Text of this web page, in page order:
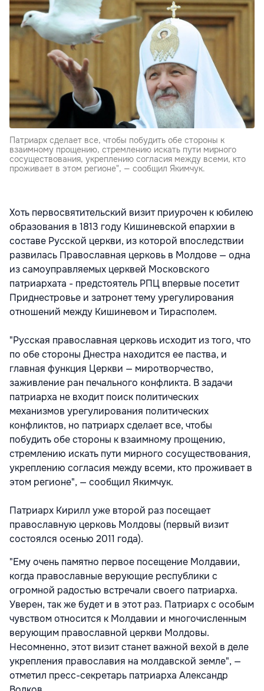
Патриарх сделает все, чтобы побудить обе стороны к
взаимному прощению, стремлению искать пути мирного
сосуществования, укреплению согласия между всеми, кто
проживает в этом регионе", — сообщил Якимчук.
Хоть первосвятительский визит приурочен к юбилею
образования в 1813 году Кишиневской епархии в
составе Русской церкви, из которой впоследствии
развилась Православная церковь в Молдове — одна
из самоуправляемых церквей Московского
патриархата - предстоятель РПЦ впервые посетит
Приднестровье и затронет тему урегулирования
отношений между Кишиневом и Тирасполем.
"Русская православная церковь исходит из того, что
по обе стороны Днестра находится ее паства, и
главная функция Церкви — миротворчество,
заживление ран печального конфликта. В задачи
патриарха не входит поиск политических
механизмов урегулирования политических
конфликтов, но патриарх сделает все, чтобы
побудить обе стороны к взаимному прощению,
стремлению искать пути мирного сосуществования,
укреплению согласия между всеми, кто проживает в
этом регионе", — сообщил Якимчук.
Патриарх Кирилл уже второй раз посещает
православную церковь Молдовы (первый визит
состоялся осенью 2011 года).
"Ему очень памятно первое посещение Молдавии,
когда православные верующие республики с
огромной радостью встречали своего патриарха.
Уверен, так же будет и в этот раз. Патриарх с особым
чувством относится к Молдавии и многочисленным
верующим православной церкви Молдовы.
Несомненно, этот визит станет важной вехой в деле
укрепления православия на молдавской земле", —
отметил пресс-секретарь патриарха Александр